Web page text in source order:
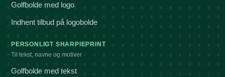
Golfbolde med logo
Indhent tilbud på logobolde
PERSONLIGT SHARPIEPRINT
Til tekst, navne og motiver
Golfbolde med tekst